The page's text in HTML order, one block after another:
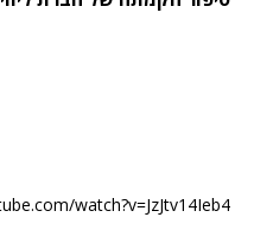
watch?v=JzJtv14Ieb4